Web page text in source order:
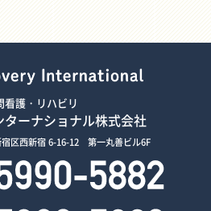
看護・リハビリ
ターナショナル株式会社
区西新宿 6-16-12 第一丸善ビル6F